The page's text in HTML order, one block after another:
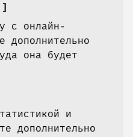
с онлайн-
дополнительно
она будет
и
дополнительно